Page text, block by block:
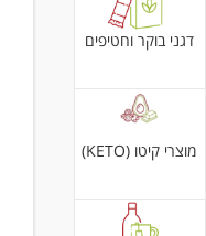
דגני בוקר וחטיפים
מוצרי קיטו (KETO)